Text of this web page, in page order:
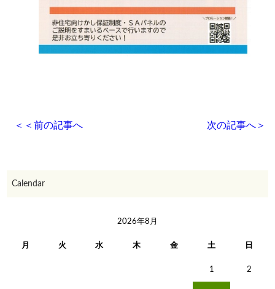
前の記事へ
＜＜ 次の記事へ＞＞
Calendar
2026年8月
月 火 水 木 金 土 日
1 2